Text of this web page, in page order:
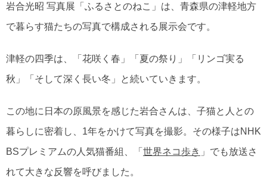
岩合光昭 写真展「ふるさとのねこ」は、青森県の津軽地方
で暮らす猫たちの写真で構成される展示会です。
津軽の四季は、「花咲く春」「夏の祭り」「リンゴ実る
秋」「そして深く長い冬」と続いていきます。
この地に日本の原風景を感じた岩合さんは、子猫と人との
暮らしに密着し、1年をかけて写真を撮影。その様子はNHK
BSプレミアムの人気猫番組、「 世界ネコ歩き 」でも放送さ
れて大きな反響を呼びました。